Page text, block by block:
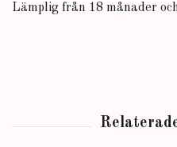
Lämplig från 18 månader